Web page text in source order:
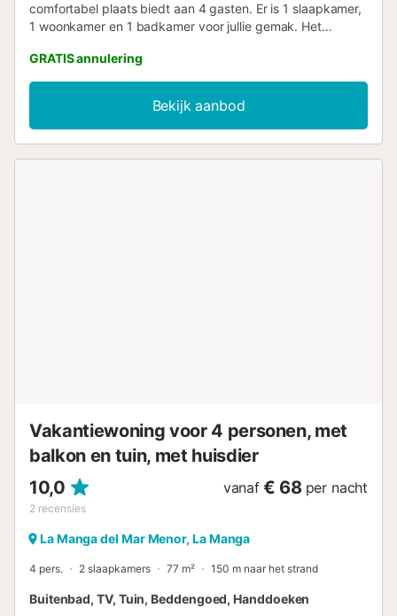
comfortabel plaats biedt aan 4 gasten. Er is 1 slaapkamer,
1 woonkamer en 1 badkamer voor jullie gemak. Het
televisie en wifi voor een aangenaam verblijf. Geniet van
prachtig zeezicht vanaf het privébalkon. Het appartement
ligt gunstig dicht bij het strand, zodat jullie gemakkelijk
kunnen genieten van zon en zee. Op 15 minuten lopen
vinden jullie een tennisbaan voor wie graag actief blijft
GRATIS annulering
Bekijk aanbod
Vakantiewoning voor 4 personen, met
balkon en tuin, met huisdier
10,0
2 recensies
vanaf € 68 per nacht
La Manga del Mar Menor, La Manga
4 pers. 2 slaapkamers 77 m² 150 m naar het strand
Buitenbad, TV, Tuin, Beddengoed, Handdoeken